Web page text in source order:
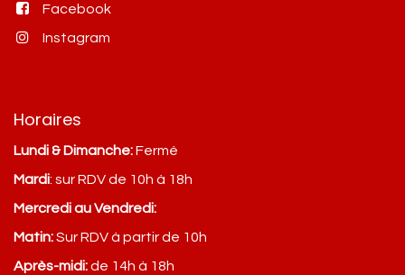
Facebook
Instagram
Horaires
Lundi & Dimanche:Fermé
Mardi: sur RDV de 10h à 18h
Mercredi au Vendredi:
Matin:Sur RDV à partir de 10h
Après-midi:de 14h à 18h